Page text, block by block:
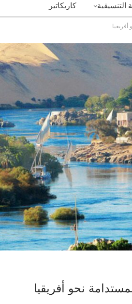
كاريكاتير التنسيقية
نحو أفريقيا